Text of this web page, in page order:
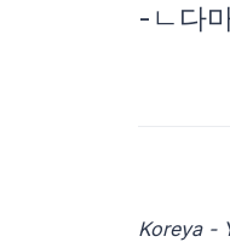
-ㄴ다
Koreya -